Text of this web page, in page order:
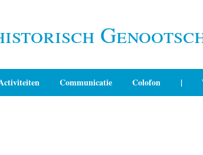
Communicatie Colofon |